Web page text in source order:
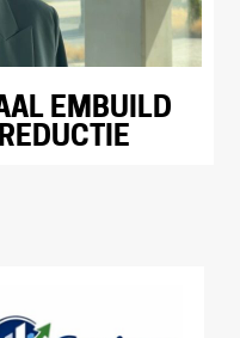
EMBUILD